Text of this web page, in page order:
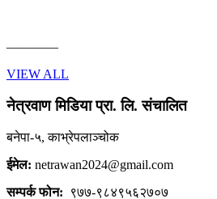
————
VIEW ALL
नेत्रवाण मिडिया प्रा. लि. संचालित
बनेपा-५, काभ्रेपलाञ्चोक
ईमेल: netrawan2024@gmail.com
सम्पर्क फोन:
९७७-९८४९५६२७०७